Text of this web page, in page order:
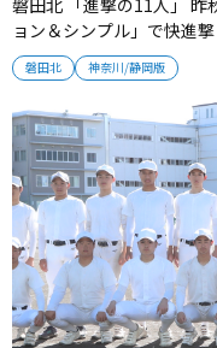
磐田北 神奈川/静岡版
ョン＆シンプル」で快進
りの県大会出場を果たし
＆シンプル」をテーマに
司） ■秋は連続の逆転勝
連続...